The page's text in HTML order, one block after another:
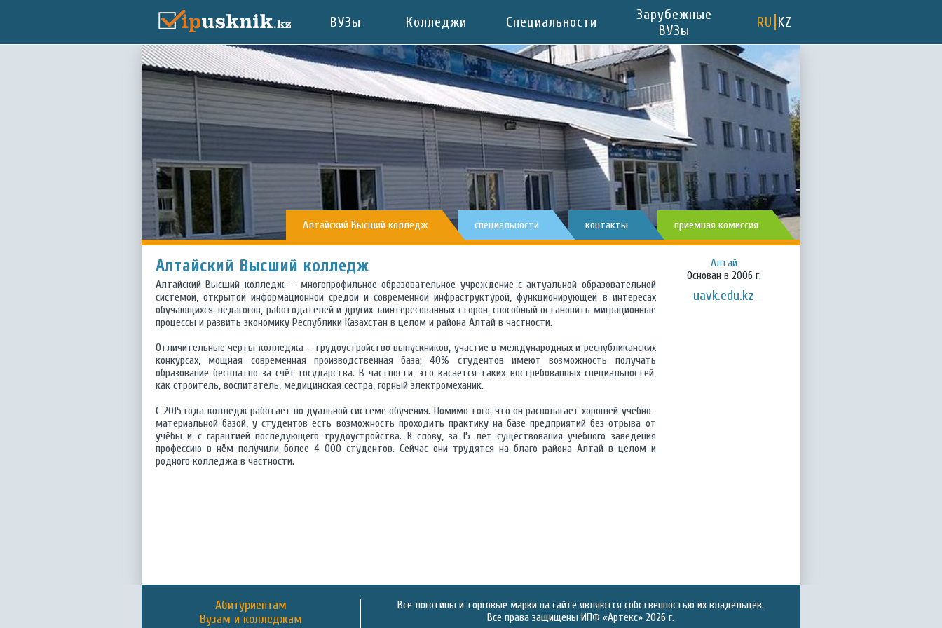
ВУЗы Колледжи Специальности
Зарубежные
ВУЗы
RU KZ
Алтайский Высший колледж специальности контакты приемная комиссия
Алтайский Высший колледж
Алтайский Высший колледж — многопрофильное образовательное учреждение с актуальной образовательной
системой, открытой информационной средой и современной инфраструктурой, функционирующей в интересах
обучающихся, педагогов, работодателей и других заинтересованных сторон, способный остановить миграционные
процессы и развить экономику Республики Казахстан в целом и района Алтай в частности.
Отличительные черты колледжа - трудоустройство выпускников, участие в международных и республиканских
конкурсах, мощная современная производственная база; 40% студентов имеют возможность получать
образование бесплатно за счёт государства. В частности, это касается таких востребованных специальностей,
как строитель, воспитатель, медицинская сестра, горный электромеханик.
С 2015 года колледж работает по дуальной системе обучения. Помимо того, что он располагает хорошей учебно-
материальной базой, у студентов есть возможность проходить практику на базе предприятий без отрыва от
учёбы и с гарантией последующего трудоустройства. К слову, за 15 лет существования учебного заведения
профессию в нём получили более 4 000 студентов. Сейчас они трудятся на благо района Алтай в целом и
родного колледжа в частности.
Алтай
Основан в 2006 г.
uavk.edu.kz
Абитуриентам
Вузам и колледжам
Все логотипы и торговые марки на сайте являются собственностью их владельцев.
Все права защищены ИПФ «Артекс» 2026 г.